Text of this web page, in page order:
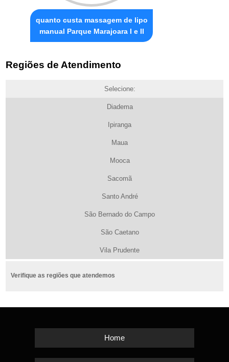
quanto custa massagem de lipo
manual Parque Marajoara I e II
Regiões de Atendimento
Selecione:
Diadema
Ipiranga
Maua
Mooca
Sacomã
Santo André
São Bernado do Campo
São Caetano
Vila Prudente
Verifique as regiões que atendemos
Home